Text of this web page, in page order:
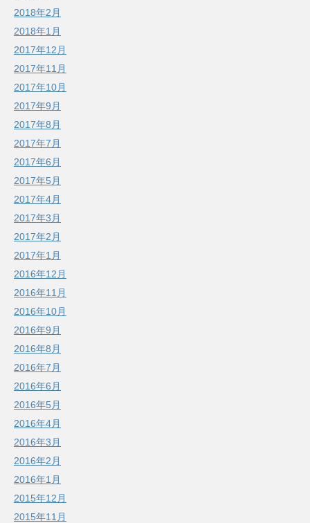
2018年2月
2018年1月
2017年12月
2017年11月
2017年10月
2017年9月
2017年8月
2017年7月
2017年6月
2017年5月
2017年4月
2017年3月
2017年2月
2017年1月
2016年12月
2016年11月
2016年10月
2016年9月
2016年8月
2016年7月
2016年6月
2016年5月
2016年4月
2016年3月
2016年2月
2016年1月
2015年12月
2015年11月